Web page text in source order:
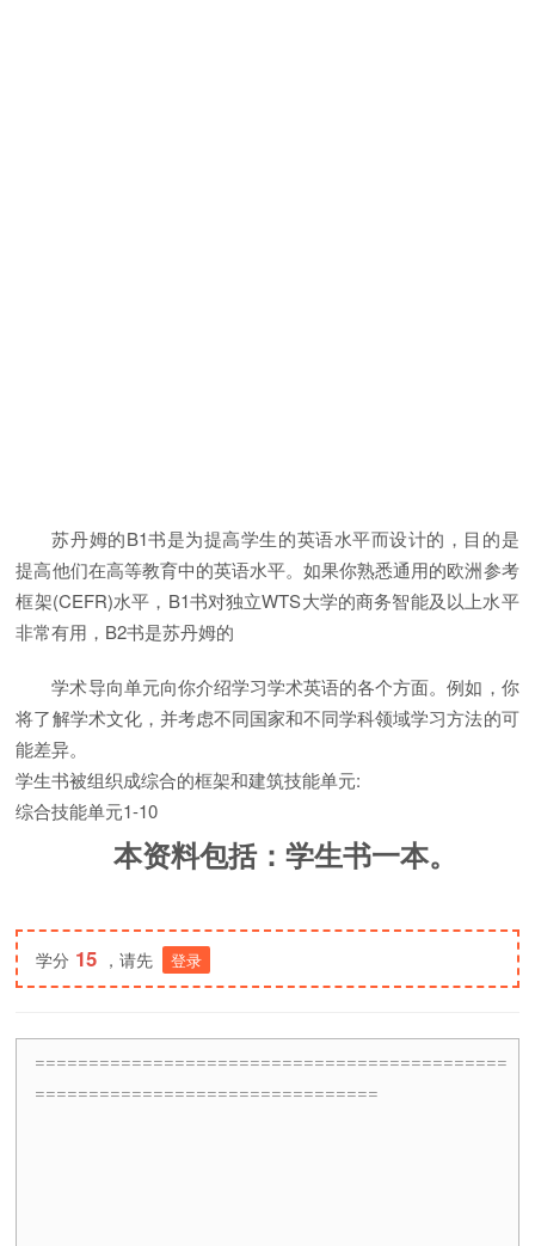
苏丹姆的B1书是为提高学生的英语水平而设计的，目的是
提高他们在高等教育中的英语水平。如果你熟悉通用的欧洲参考
框架(CEFR)水平，B1书对独立WTS大学的商务智能及以上水平
非常有用，B2书是苏丹姆的
学术导向单元向你介绍学习学术英语的各个方面。例如，你
将了解学术文化，并考虑不同国家和不同学科领域学习方法的可
能差异。
学生书被组织成综合的框架和建筑技能单元:
综合技能单元1-10
本资料包括：学生书一本。
学分 15 ，请先 登录
============================================
================================